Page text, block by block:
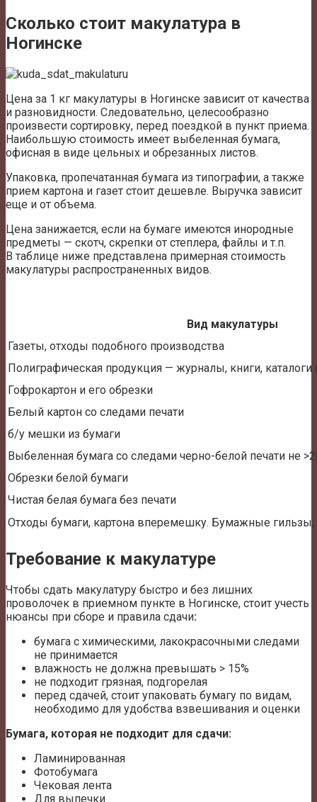
Сколько стоит макулатура в
Ногинске
Цена за 1 кг макулатуры в Ногинске зависит от качества
и разновидности. Следовательно, целесообразно
произвести сортировку, перед поездкой в пункт приема.
Наибольшую стоимость имеет выбеленная бумага,
офисная в виде цельных и обрезанных листов.
Упаковка, пропечатанная бумага из типографии, а также
прием картона и газет стоит дешевле. Выручка зависит
еще и от объема.
Цена занижается, если на бумаге имеются инородные
предметы — скотч, скрепки от степлера, файлы и т.п.
В таблице ниже представлена примерная стоимость
макулатуры распространенных видов.
Вид макулатуры
Газеты, отходы подобного производства
Полиграфическая продукция — журналы, книги, каталоги
Гофрокартон и его обрезки
Белый картон со следами печати
б/у мешки из бумаги
Выбеленная бумага со следами черно-белой печати не
Обрезки белой бумаги
Чистая белая бумага без печати
Отходы бумаги, картона вперемешку. Бумажные гильзы,
Требование к макулатуре
Чтобы сдать макулатуру быстро и без лишних
проволочек в приемном пункте в Ногинске, стоит учесть
нюансы при сборе и правила сдачи:
бумага с химическими, лакокрасочными следами
не принимается
влажность не должна превышать > 15%
не подходит грязная, подгорелая
перед сдачей, стоит упаковать бумагу по видам,
необходимо для удобства взвешивания и оценки
Бумага, которая не подходит для сдачи:
Ламинированная
Фотобумага
Чековая лента
Для выпечки